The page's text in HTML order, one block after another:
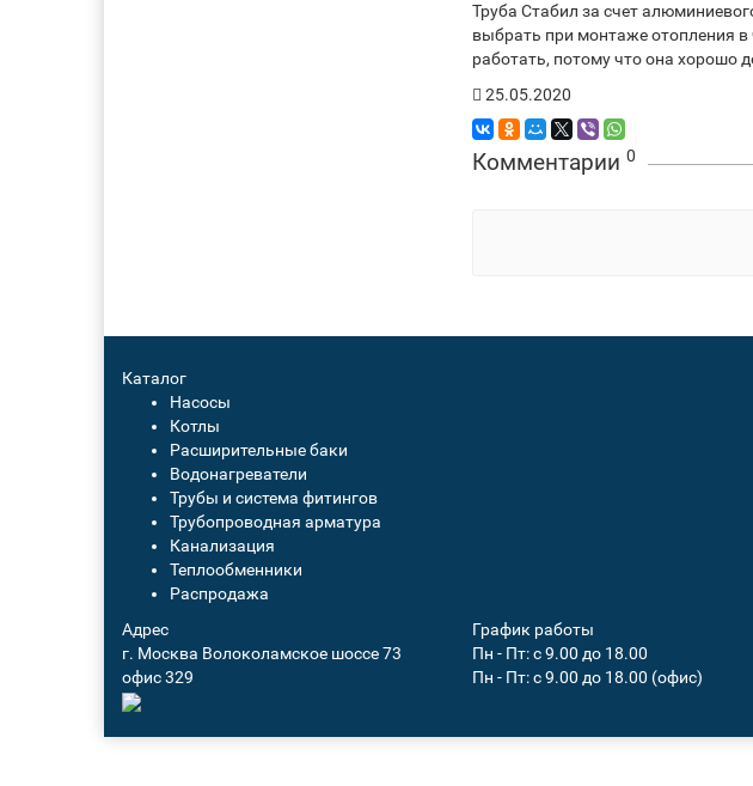
Труба Стабил за счет
выбрать при монтаже отопления
работать, потому что она хорошо
25.05.2020
Комментарии 0
Каталог
Насосы
Котлы
Расширительные баки
Водонагреватели
Трубы и система фитингов
Трубопроводная арматура
Канализация
Теплообменники
Распродажа
Адрес
г. Москва Волоколамское шоссе 73
офис 329
График работы
Пн - Пт: с 9.00 до 18.00
Пн - Пт: с 9.00 до 18.00 (офис)